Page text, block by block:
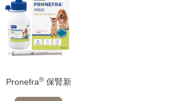
Pronefra®保腎新